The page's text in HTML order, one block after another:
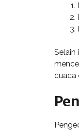
Selain
cuaca